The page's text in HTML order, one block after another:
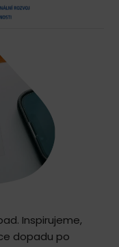
Inspirujeme,
dopadu po